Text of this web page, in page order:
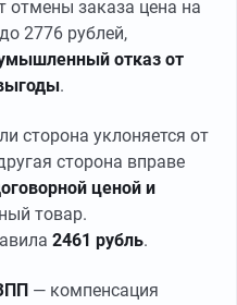
отмены заказа цена на
2776 рублей,
отказ от
.
сторона уклоняется от
сторона вправе
ценой и
товар.
2461 рубль.
— компенсация